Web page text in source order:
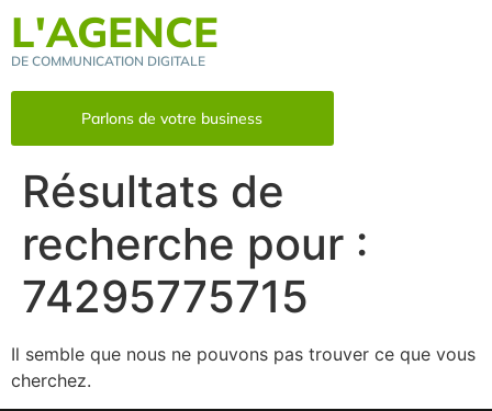
L'AGENCE
DE COMMUNICATION DIGITALE
Parlons de votre business
Résultats de
recherche pour :
74295775715
Il semble que nous ne pouvons pas trouver ce que vous
cherchez.